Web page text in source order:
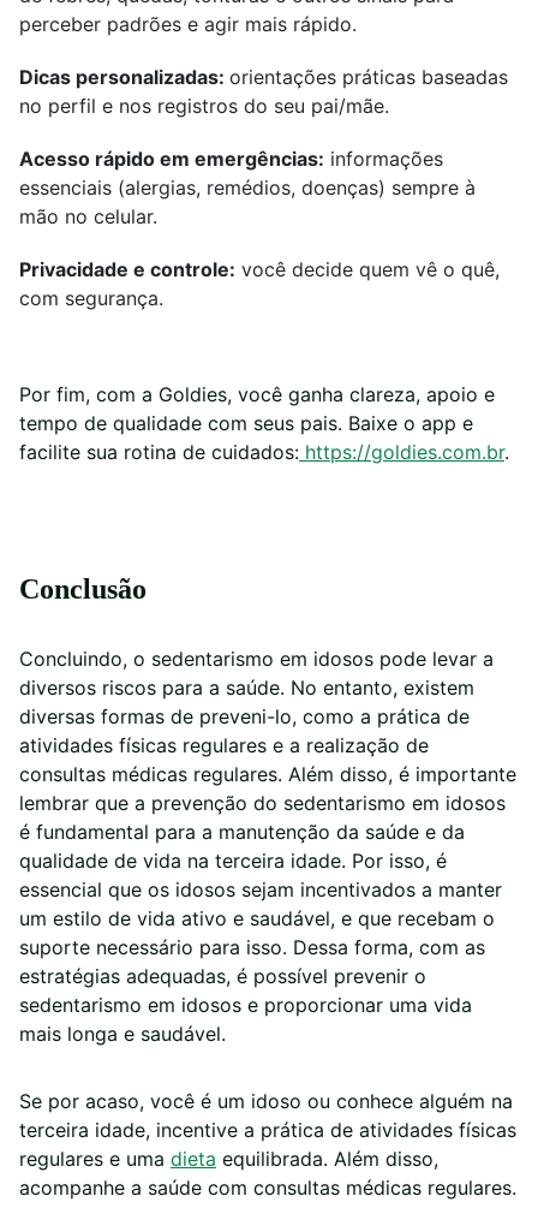
perceber padrões e agir mais rápido.
Dicas personalizadas: orientações práticas baseadas
no perfil e nos registros do seu pai/mãe.
Acesso rápido em emergências: informações
essenciais (alergias, remédios, doenças) sempre à
mão no celular.
Privacidade e controle: você decide quem vê o quê,
com segurança.
Por fim, com a Goldies, você ganha clareza, apoio e
tempo de qualidade com seus pais. Baixe o app e
facilite sua rotina de cuidados: https://goldies.com.br.
Conclusão
Concluindo, o sedentarismo em idosos pode levar a
diversos riscos para a saúde. No entanto, existem
diversas formas de preveni-lo, como a prática de
atividades físicas regulares e a realização de
consultas médicas regulares. Além disso, é importante
lembrar que a prevenção do sedentarismo em idosos
é fundamental para a manutenção da saúde e da
qualidade de vida na terceira idade. Por isso, é
essencial que os idosos sejam incentivados a manter
um estilo de vida ativo e saudável, e que recebam o
suporte necessário para isso. Dessa forma, com as
estratégias adequadas, é possível prevenir o
sedentarismo em idosos e proporcionar uma vida
mais longa e saudável.
Se por acaso, você é um idoso ou conhece alguém na
terceira idade, incentive a prática de atividades físicas
regulares e uma dieta equilibrada. Além disso,
acompanhe a saúde com consultas médicas regulares.